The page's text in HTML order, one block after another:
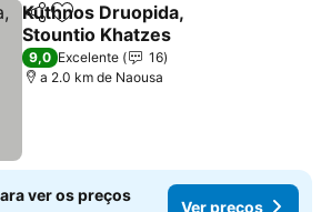
PartilharAdicionar aos favoritos
Kuthnos Druopida,
Stountio Khatzes
Ver preços
9,0 Excelente
16
a 2.0 km de Naousa
ver os preços
Ver preços